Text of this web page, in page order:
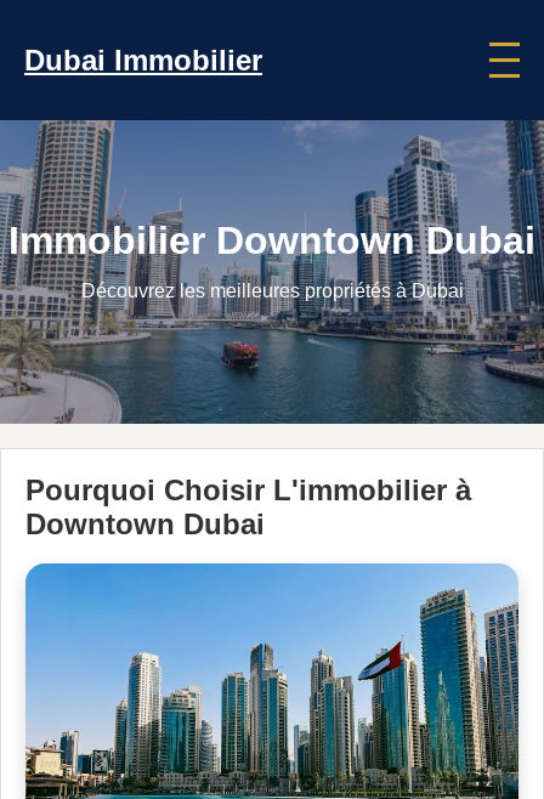
Dubai Immobilier
Immobilier Downtown Dubai
Découvrez les meilleures propriétés à Dubai
Pourquoi Choisir L'immobilier à
Downtown Dubai